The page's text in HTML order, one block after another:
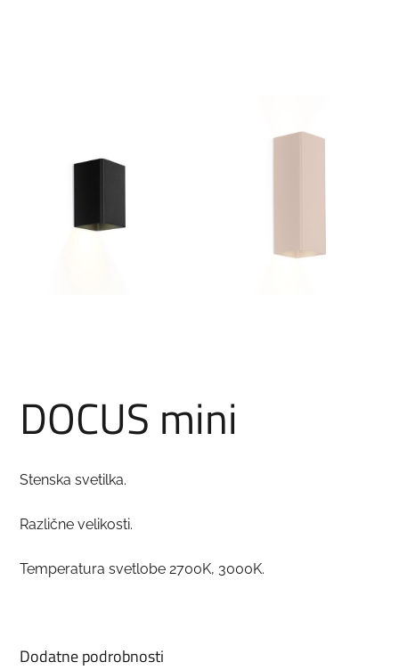
DOCUS mini
Stenska svetilka.
Različne velikosti.
Temperatura svetlobe 2700K, 3000K.
Dodatne podrobnosti